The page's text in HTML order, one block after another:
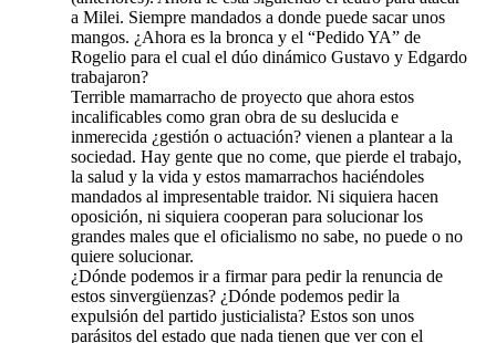
a Milei. Siempre mandados a donde puede sacar unos
mangos. ¿Ahora es la bronca y el “Pedido YA” de
Rogelio para el cual el dúo dinámico Gustavo y Edgardo
trabajaron?
Terrible mamarracho de proyecto que ahora estos
incalificables como gran obra de su deslucida e
inmerecida ¿gestión o actuación? vienen a plantear a la
sociedad. Hay gente que no come, que pierde el trabajo,
la salud y la vida y estos mamarrachos haciéndoles
mandados al impresentable traidor. Ni siquiera hacen
oposición, ni siquiera cooperan para solucionar los
grandes males que el oficialismo no sabe, no puede o no
quiere solucionar.
¿Dónde podemos ir a firmar para pedir la renuncia de
estos sinvergüenzas? ¿Dónde podemos pedir la
expulsión del partido justicialista? Estos son unos
parásitos del estado que nada tienen que ver con el